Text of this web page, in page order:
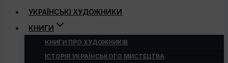
УКРАЇНСЬКІ ХУДОЖНИКИ
КНИГИ
КНИГИ ПРО ХУДОЖНИКІВ
ІСТОРІЯ УКРАЇНСЬКОГО МИСТЕЦТВА